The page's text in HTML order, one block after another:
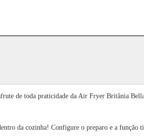
de toda praticidade da Air Fryer Britânia
da cozinha! Configure o preparo e a